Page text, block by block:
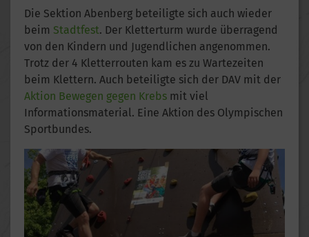
Die Sektion Abenberg beteiligte sich auch wieder
beim Stadtfest. Der Kletterturm wurde überragend
von den Kindern und Jugendlichen angenommen.
Trotz der 4 Kletterrouten kam es zu Wartezeiten
beim Klettern. Auch beteiligte sich der DAV mit der
Aktion Bewegen gegen Krebs mit viel
Informationsmaterial. Eine Aktion des Olympischen
Sportbundes.